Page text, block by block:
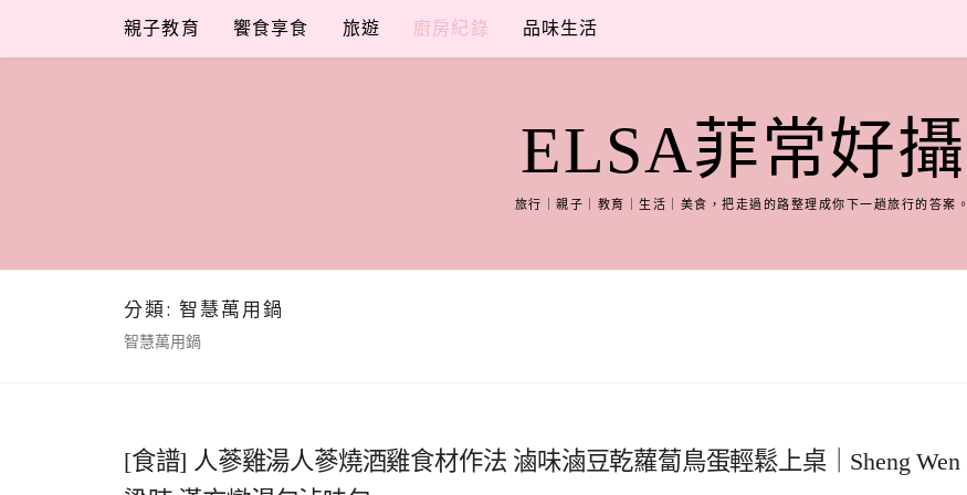
content
親子教育 饗食享食 旅遊 廚房紀錄 品味生活
ELSA菲常好攝
旅行｜親子｜教育｜生活｜美食，把走過的路整理成你下一趟旅行的答案。
分類: 智慧萬用鍋
智慧萬用鍋
[食譜] 人蔘雞湯人蔘燒酒雞食材作法 滷味滷豆乾蘿蔔鳥蛋輕鬆上桌｜Sheng Wen